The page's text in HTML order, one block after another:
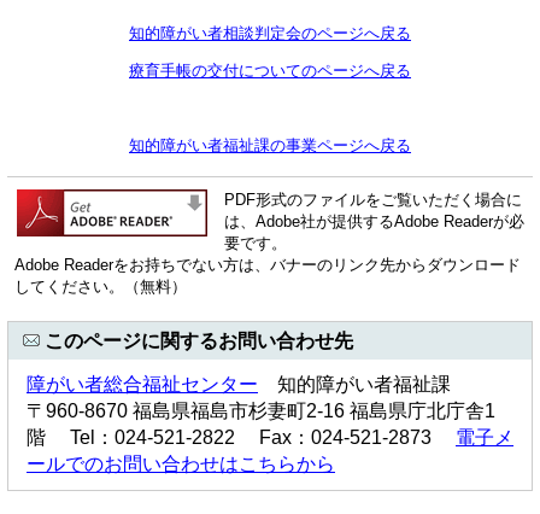
知的障がい者相談判定会のページへ戻る
療育手帳の交付についてのページへ戻る
知的障がい者福祉課の事業ページへ戻る
PDF形式のファイルをご覧いただく場合に
は、Adobe社が提供するAdobe Readerが必
要です。
Adobe Readerをお持ちでない方は、バナーのリンク先からダウンロード
してください。（無料）
このページに関するお問い合わせ先
障がい者総合福祉センター 知的障がい者福祉課
〒960-8670 福島県福島市杉妻町2-16 福島県庁北庁舎1
階 Tel：024-521-2822 Fax：024-521-2873 電子メ
ールでのお問い合わせはこちらから